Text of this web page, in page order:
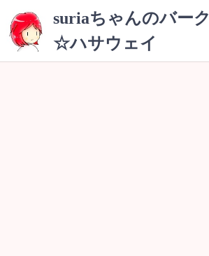
テ
suriaちゃんのバー
☆ハサウェイ